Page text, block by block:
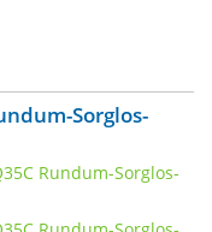
Sorglos-